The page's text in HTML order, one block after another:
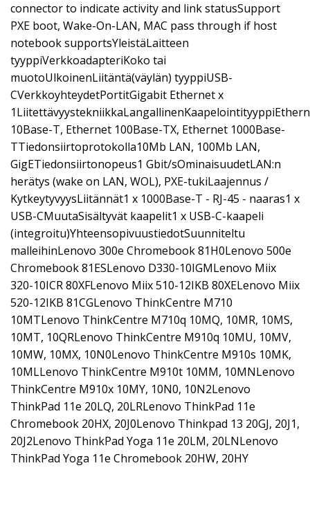
connector to indicate activity and link statusSupport
PXE boot, Wake-On-LAN, MAC pass through if host
notebook supportsYleistäLaitteen
tyyppiVerkkoadapteriKoko tai
muotoUlkoinenLiitäntä(väylän) tyyppiUSB-
CVerkkoyhteydetPortitGigabit Ethernet x
10Base-T, Ethernet 100Base-TX, Ethernet 1000Base-
TTiedonsiirtoprotokolla10Mb LAN, 100Mb LAN,
GigETiedonsiirtonopeus1 Gbit/sOminaisuudetLAN:n
herätys (wake on LAN, WOL), PXE-tukiLaajennus /
KytkeytyvyysLiitännät1 x 1000Base-T - RJ-45 - naaras1 x
USB-CMuutaSisältyvät kaapelit1 x USB-C-kaapeli
(integroitu)YhteensopivuustiedotSuunniteltu
malleihinLenovo 300e Chromebook 81H0Lenovo 500e
Chromebook 81ESLenovo D330-10IGMLenovo Miix
320-10ICR 80XFLenovo Miix 510-12IKB 80XELenovo Miix
520-12IKB 81CGLenovo ThinkCentre M710
10MTLenovo ThinkCentre M710q 10MQ, 10MR, 10MS,
10MT, 10QRLenovo ThinkCentre M910q 10MU, 10MV,
10MW, 10MX, 10N0Lenovo ThinkCentre M910s 10MK,
10MLLenovo ThinkCentre M910t 10MM, 10MNLenovo
ThinkCentre M910x 10MY, 10N0, 10N2Lenovo
ThinkPad 11e 20LQ, 20LRLenovo ThinkPad 11e
Chromebook 20HX, 20J0Lenovo Thinkpad 13 20GJ, 20J1,
20J2Lenovo ThinkPad Yoga 11e 20LM, 20LNLenovo
ThinkPad Yoga 11e Chromebook 20HW, 20HY